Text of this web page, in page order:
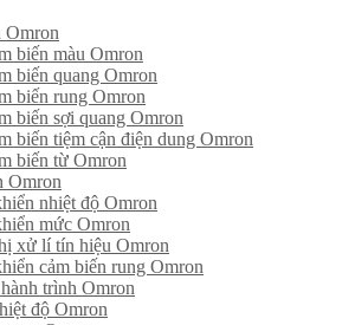
Omron
biến màu Omron
biến quang Omron
biến rung Omron
biến sợi quang Omron
biến tiệm cận điện dung Omron
biến từ Omron
Omron
nhiệt độ Omron
mức Omron
xử lí tín hiệu Omron
cảm biến rung Omron
trình Omron
độ Omron